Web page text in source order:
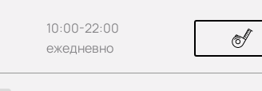
10:00-22:00
ежедневно